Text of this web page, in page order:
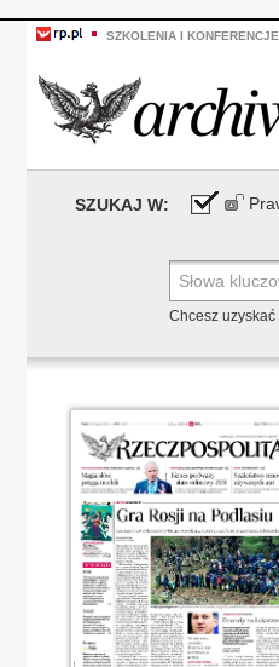
SZKOLENIA I KONFERENCJE
SZUKAJ W:
Chcesz